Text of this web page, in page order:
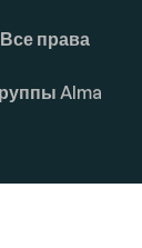
права
Alma